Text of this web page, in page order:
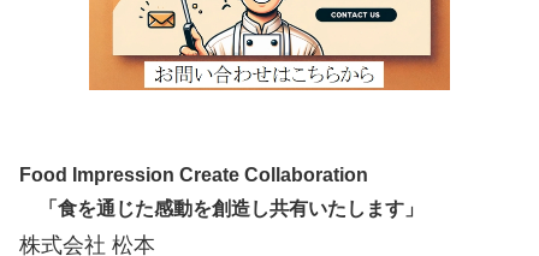
Food Impression Create Collaboration
「食を通じた感動を創造し共有いたします」
株式会社 松本